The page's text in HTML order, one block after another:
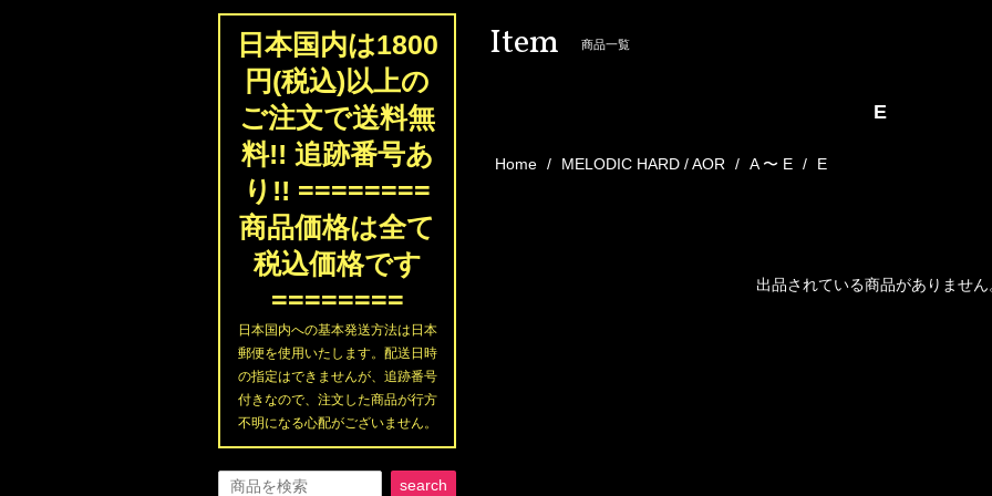
Item 商品一覧
E
Home MELODIC HARD / AOR A 〜 E E
出品されている商品がありません
日本国内は1800
円(税込)以上の
ご注文で送料無
料!! 追跡番号あ
り!! ========
商品価格は全て
税込価格です
========
日本国内への基本発送方法は日本
郵便を使用いたします。配送日時
の指定はできませんが、追跡番号
付きなので、注文した商品が行方
不明になる心配がございません。
search